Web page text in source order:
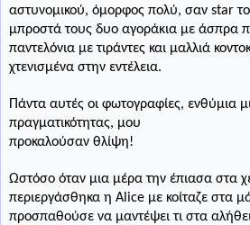
αστυνομικού, όμορφος πολύ, σαν star
μπροστά τους δυο αγοράκια με άσπρα
παντελόνια με τιράντες και μαλλιά
χτενισμένα στην εντέλεια.
Πάντα αυτές οι φωτογραφίες, ενθύμια
πραγματικότητας, μου
προκαλούσαν θλίψη!
Ωστόσο όταν μια μέρα την έπιασα στα
περιεργάσθηκα η Α lice με κοίταζε στα
προσπαθούσε να μαντέψει τι στα